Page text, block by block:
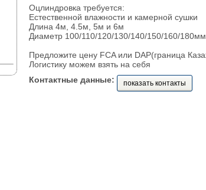
Оцлиндровка требуется:
Естественной влажности и камерной сушки
Длина 4м, 4.5м, 5м и 6м
Диаметр 100/110/120/130/140/150/160/180мм
Предложите цену FCA или DAP(граница
Логистику можем взять на себя
Контактные данные:
показать контакты